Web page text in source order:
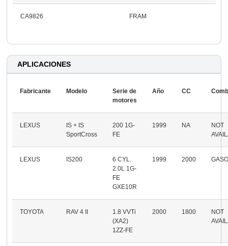
CA9826 FRAM
APLICACIONES
Fabricante Modelo
Serie de
motores
Año CC
LEXUS
IS + IS
SportCross
200 1G-
FE
1999 NA
NOT
LEXUS IS200
6 CYL.
2.0L 1G-
FE
GXE10R
1999 2000
TOYOTA RAV 4 II
1.8 VVTi
(XA2)
1ZZ-FE
2000 1800
NOT